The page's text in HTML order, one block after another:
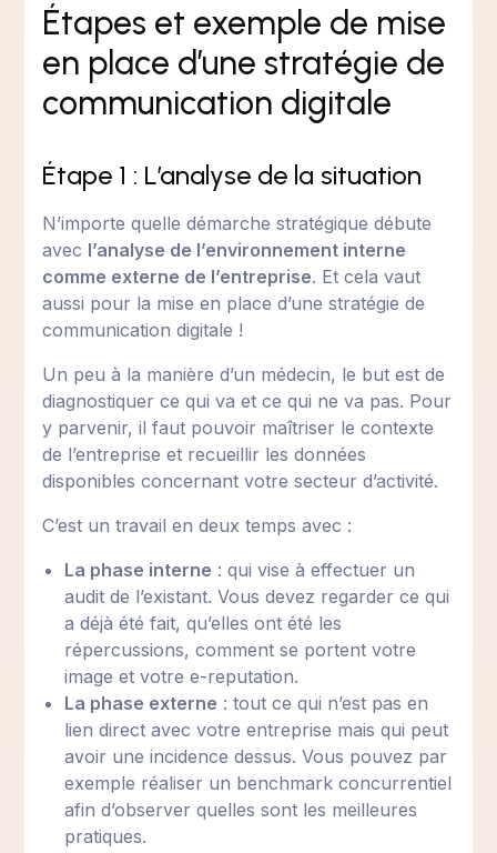
Étapes et exemple de mise
en place d’une stratégie de
communication digitale
Étape 1 : L’analyse de la situation
N’importe quelle démarche stratégique débute
avec l’analyse de l’environnement interne
comme externe de l’entreprise. Et cela vaut
aussi pour la mise en place d’une stratégie de
communication digitale !
Un peu à la manière d’un médecin, le but est de
diagnostiquer ce qui va et ce qui ne va pas. Pour
y parvenir, il faut pouvoir maîtriser le contexte
de l’entreprise et recueillir les données
disponibles concernant votre secteur d’activité.
C’est un travail en deux temps avec :
La phase interne : qui vise à effectuer un
audit de l’existant. Vous devez regarder ce qui
a déjà été fait, qu’elles ont été les
répercussions, comment se portent votre
image et votre e-reputation.
La phase externe : tout ce qui n’est pas en
lien direct avec votre entreprise mais qui peut
avoir une incidence dessus. Vous pouvez par
exemple réaliser un benchmark concurrentiel
afin d’observer quelles sont les meilleures
pratiques.